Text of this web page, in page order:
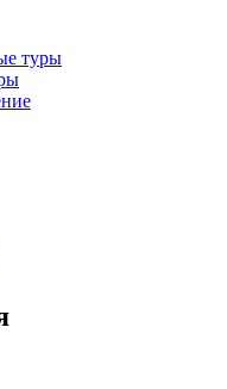
туры